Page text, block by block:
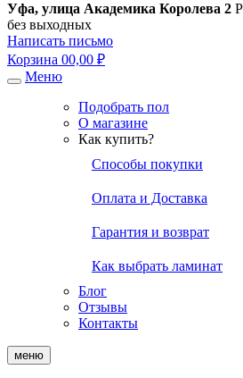
Уфа, улица Академика Королева 2
без выходных
Написать письмо
Корзина 00,00 ₽
Меню
Подобрать пол
О магазине
Как купить?
Способы покупки
Оплата и Доставка
Гарантия и возврат
Как выбрать ламинат
Блог
Отзывы
Контакты
меню